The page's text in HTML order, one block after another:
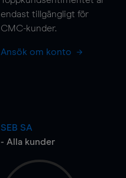
endast tillgängligt för
CMC-kunder.
Ansök om konto
SEB SA
- Alla kunder